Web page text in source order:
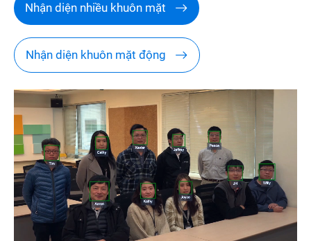
Nhận diện nhiều khuôn mặt
Nhận diện khuôn mặt động